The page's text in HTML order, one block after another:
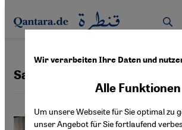
Direkt zum Inhalt springen
Salman Rushdie
Wir verarbeiten Ihre Daten und
Alle Funktionen
Um unsere Webseite für Sie optimal zu
unser Angebot für Sie fortlaufend